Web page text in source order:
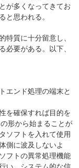
が多くなってきてお
と思われる。
質に十分留意し、
必要がある。以下、
エンド処理の端末と
を確保すれば目的を
形から始まることが
ソフトを入れて使用
側に波及しないよ
フトの異常処理機能